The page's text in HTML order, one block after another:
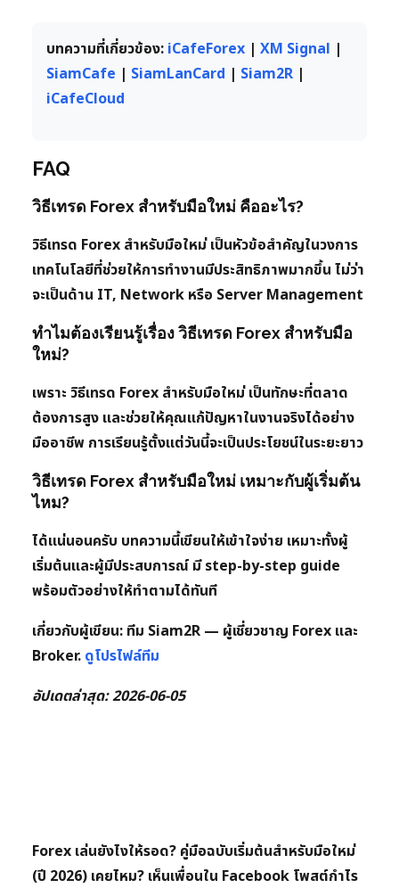
บทความที่เกี่ยวข้อง: iCafeForex | XM Signal |
SiamCafe | SiamLanCard | Siam2R |
iCafeCloud
FAQ
วิธีเทรด Forex สำหรับมือใหม่ คืออะไร?
วิธีเทรด Forex สำหรับมือใหม่ เป็นหัวข้อสำคัญในวงการ
เทคโนโลยีที่ช่วยให้การทำงานมีประสิทธิภาพมากขึ้น ไม่ว่า
จะเป็นด้าน IT, Network หรือ Server Management
ทำไมต้องเรียนรู้เรื่อง วิธีเทรด Forex สำหรับมือ
ใหม่?
เพราะ วิธีเทรด Forex สำหรับมือใหม่ เป็นทักษะที่ตลาด
ต้องการสูง และช่วยให้คุณแก้ปัญหาในงานจริงได้อย่าง
มืออาชีพ การเรียนรู้ตั้งแต่วันนี้จะเป็นประโยชน์ในระยะยาว
วิธีเทรด Forex สำหรับมือใหม่ เหมาะกับผู้เริ่มต้น
ไหม?
ได้แน่นอนครับ บทความนี้เขียนให้เข้าใจง่าย เหมาะทั้งผู้
เริ่มต้นและผู้มีประสบการณ์ มี step-by-step guide
พร้อมตัวอย่างให้ทำตามได้ทันที
เกี่ยวกับผู้เขียน: ทีม Siam2R — ผู้เชี่ยวชาญ Forex และ
Broker. ดูโปรไฟล์ทีม
อัปเดตล่าสุด: 2026-06-05
Forex เล่นยังไงให้รอด? คู่มือฉบับเริ่มต้นสำหรับมือใหม่
(ปี 2026) เคยไหม? เห็นเพื่อนใน Facebook โพสต์กำไร